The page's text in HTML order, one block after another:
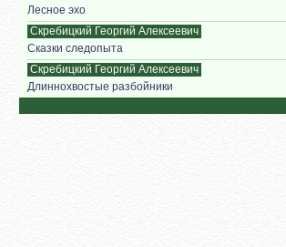
Лесное эхо
Скребицкий Георгий Алексеевич
Сказки следопыта
Скребицкий Георгий Алексеевич
Длиннохвостые разбойники